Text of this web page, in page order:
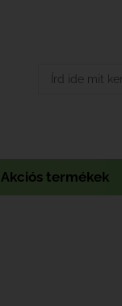
Akciós termékek